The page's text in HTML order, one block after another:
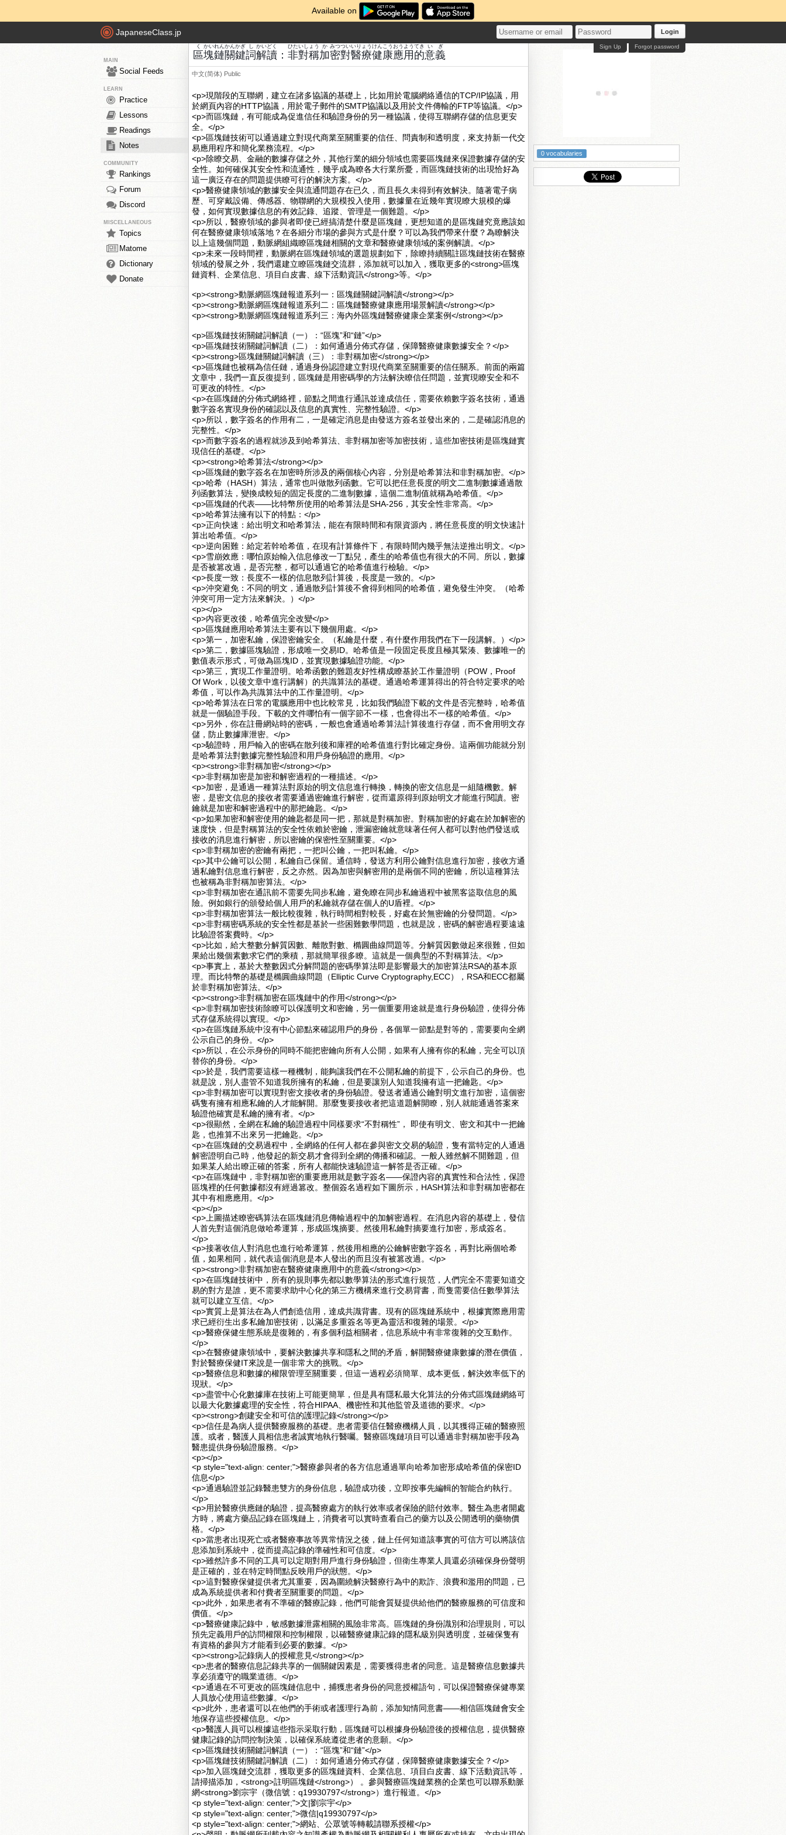
Available on
JapaneseClass.jp Login
Forgot password
Sign Up
MAIN
Social Feeds
LEARN
Practice
Lessons
Readings
Notes
COMMUNITY
Rankings
Forum
Discord
MISCELLANEOUS
Topics
Matome
Dictionary
Donate
區
く
塊
かい
鏈
れん
關
かん
鍵
かぎ
詞
し
解讀
かいどく
： 非對稱
ひたいしょう
加
か
密
みつ
對
つい
醫療
いりょう
健康
けんこう
應用的
おうようてき
意義
いぎ
中文(简体) Public
<p>現階段的互聯網，建立在諸多協議的基礎上，比如用於電腦網絡通信的TCP/IP協議，用
於網頁內容的HTTP協議，用於電子郵件的SMTP協議以及用於文件傳輸的FTP等協議。</p>
<p>而區塊鏈，有可能成為促進信任和驗證身份的另一種協議，使得互聯網存儲的信息更安
全。</p>
<p>區塊鏈技術可以通過建立對現代商業至關重要的信任、問責制和透明度，來支持新一代交
易應用程序和簡化業務流程。</p>
<p>除瞭交易、金融的數據存儲之外，其他行業的細分領域也需要區塊鏈來保證數據存儲的安
全性。如何確保其安全性和流通性，幾乎成為瞭各大行業所憂，而區塊鏈技術的出現恰好為
這一廣泛存在的問題提供瞭可行的解決方案。</p>
<p>醫療健康領域的數據安全與流通問題存在已久，而且長久未得到有效解決。隨著電子病
歷、可穿戴設備、傳感器、物聯網的大規模投入使用，數據量在近幾年實現瞭大規模的爆
發，如何實現數據信息的有效記錄、追蹤、管理是一個難題。</p>
<p>所以，醫療領域的參與者即使已經搞清楚什麼是區塊鏈，更想知道的是區塊鏈究竟應該如
何在醫療健康領域落地？在各細分市場的參與方式是什麼？可以為我們帶來什麼？為瞭解決
以上這幾個問題，動脈網組織瞭區塊鏈相關的文章和醫療健康領域的案例解讀。</p>
<p>未來一段時間裡，動脈網在區塊鏈領域的選題規劃如下，除瞭持續關註區塊鏈技術在醫療
領域的發展之外，我們還建立瞭區塊鏈交流群，添加就可以加入，獲取更多的<strong>區塊
鏈資料、企業信息、項目白皮書、線下活動資訊</strong>等。</p>
<p><strong>動脈網區塊鏈報道系列一：區塊鏈關鍵詞解讀</strong></p>
<p><strong>動脈網區塊鏈報道系列二：區塊鏈醫療健康應用場景解讀</strong></p>
<p><strong>動脈網區塊鏈報道系列三：海內外區塊鏈醫療健康企業案例</strong></p>
<p>區塊鏈技術關鍵詞解讀（一）：“區塊”和“鏈”</p>
<p>區塊鏈技術關鍵詞解讀（二）：如何通過分佈式存儲，保障醫療健康數據安全？</p>
<p><strong>區塊鏈關鍵詞解讀（三）：非對稱加密</strong></p>
<p>區塊鏈也被稱為信任鏈，通過身份認證建立對現代商業至關重要的信任關系。前面的兩篇
文章中，我們一直反復提到，區塊鏈是用密碼學的方法解決瞭信任問題，並實現瞭安全和不
可更改的特性。</p>
<p>在區塊鏈的分佈式網絡裡，節點之間進行通訊並達成信任，需要依賴數字簽名技術，通過
數字簽名實現身份的確認以及信息的真實性、完整性驗證。</p>
<p>所以，數字簽名的作用有二，一是確定消息是由發送方簽名並發出來的，二是確認消息的
完整性。</p>
<p>而數字簽名的過程就涉及到哈希算法、非對稱加密等加密技術，這些加密技術是區塊鏈實
現信任的基礎。</p>
<p><strong>哈希算法</strong></p>
<p>區塊鏈的數字簽名在加密時所涉及的兩個核心內容，分別是哈希算法和非對稱加密。</p>
<p>哈希（HASH）算法，通常也叫做散列函數。它可以把任意長度的明文二進制數據通過散
列函數算法，變換成較短的固定長度的二進制數據，這個二進制值就稱為哈希值。</p>
<p>區塊鏈的代表——比特幣所使用的哈希算法是SHA-256，其安全性非常高。</p>
<p>哈希算法擁有以下的特點：</p>
<p>正向快速：給出明文和哈希算法，能在有限時間和有限資源內，將任意長度的明文快速計
算出哈希值。</p>
<p>逆向困難：給定若幹哈希值，在現有計算條件下，有限時間內幾乎無法逆推出明文。</p>
<p>雪崩效應：哪怕原始輸入信息修改一丁點兒，產生的哈希值也有很大的不同。所以，數據
是否被篡改過，是否完整，都可以通過它的哈希值進行檢驗。</p>
<p>長度一致：長度不一樣的信息散列計算後，長度是一致的。</p>
<p>沖突避免：不同的明文，通過散列計算後不會得到相同的哈希值，避免發生沖突。（哈希
沖突可用一定方法來解決。）</p>
<p></p>
<p>內容更改後，哈希值完全改變</p>
<p>區塊鏈應用哈希算法主要有以下幾個用處。</p>
<p>第一，加密私鑰，保證密鑰安全。（私鑰是什麼，有什麼作用我們在下一段講解。）</p>
<p>第二，數據區塊驗證，形成唯一交易ID。哈希值是一段固定長度且極其緊湊、數據唯一的
數值表示形式，可做為區塊ID，並實現數據驗證功能。</p>
<p>第三，實現工作量證明。哈希函數的難題友好性構成瞭基於工作量證明（POW，Proof
Of Work，以後文章中進行講解）的共識算法的基礎。通過哈希運算得出的符合特定要求的哈
希值，可以作為共識算法中的工作量證明。</p>
<p>哈希算法在日常的電腦應用中也比較常見，比如我們驗證下載的文件是否完整時，哈希值
就是一個驗證手段。下載的文件哪怕有一個字節不一樣，也會得出不一樣的哈希值。</p>
<p>另外，你在註冊網站時的密碼，一般也會通過哈希算法計算後進行存儲，而不會用明文存
儲，防止數據庫泄密。</p>
<p>驗證時，用戶輸入的密碼在散列後和庫裡的哈希值進行對比確定身份。這兩個功能就分別
是哈希算法對數據完整性驗證和用戶身份驗證的應用。</p>
<p><strong>非對稱加密</strong></p>
<p>非對稱加密是加密和解密過程的一種描述。</p>
<p>加密，是通過一種算法對原始的明文信息進行轉換，轉換的密文信息是一組隨機數。解
密，是密文信息的接收者需要通過密鑰進行解密，從而還原得到原始明文才能進行閱讀。密
鑰就是加密和解密過程中的那把鑰匙。</p>
<p>如果加密和解密使用的鑰匙都是同一把，那就是對稱加密。對稱加密的好處在於加解密的
速度快，但是對稱算法的安全性依賴於密鑰，泄漏密鑰就意味著任何人都可以對他們發送或
接收的消息進行解密，所以密鑰的保密性至關重要。</p>
<p>非對稱加密的密鑰有兩把，一把叫公鑰，一把叫私鑰。</p>
<p>其中公鑰可以公開，私鑰自己保留。通信時，發送方利用公鑰對信息進行加密，接收方通
過私鑰對信息進行解密，反之亦然。因為加密與解密用的是兩個不同的密鑰，所以這種算法
也被稱為非對稱加密算法。</p>
<p>非對稱加密在通訊前不需要先同步私鑰，避免瞭在同步私鑰過程中被黑客盜取信息的風
險。例如銀行的頒發給個人用戶的私鑰就存儲在個人的U盾裡。</p>
<p>非對稱加密算法一般比較復雜，執行時間相對較長，好處在於無密鑰的分發問題。</p>
<p>非對稱密碼系統的安全性都是基於一些困難數學問題，也就是說，密碼的解密過程要遠遠
比驗證答案費時。</p>
<p>比如，給大整數分解質因數、離散對數、橢圓曲線問題等。分解質因數做起來很難，但如
果給出幾個素數求它們的乘積，那就簡單很多瞭。這就是一個典型的不對稱算法。</p>
<p>事實上，基於大整數因式分解問題的密碼學算法即是影響最大的加密算法RSA的基本原
理。而比特幣的基礎是橢圓曲線問題（Elliptic Curve Cryptography,ECC），RSA和ECC都屬
於非對稱加密算法。</p>
<p><strong>非對稱加密在區塊鏈中的作用</strong></p>
<p>非對稱加密技術除瞭可以保護明文和密鑰，另一個重要用途就是進行身份驗證，使得分佈
式存儲系統得以實現。</p>
<p>在區塊鏈系統中沒有中心節點來確認用戶的身份，各個單一節點是對等的，需要要向全網
公示自己的身份。</p>
<p>所以，在公示身份的同時不能把密鑰向所有人公開，如果有人擁有你的私鑰，完全可以頂
替你的身份。</p>
<p>於是，我們需要這樣一種機制，能夠讓我們在不公開私鑰的前提下，公示自己的身份。也
就是說，別人盡管不知道我所擁有的私鑰，但是要讓別人知道我擁有這一把鑰匙。</p>
<p>非對稱加密可以實現對密文接收者的身份驗證。發送者通過公鑰對明文進行加密，這個密
碼隻有擁有相應私鑰的人才能解開。那麼隻要接收者把這道題解開瞭，別人就能通過答案來
驗證他確實是私鑰的擁有者。</p>
<p>很顯然，全網在私鑰的驗證過程中同樣要求“不對稱性”， 即使有明文、密文和其中一把鑰
匙，也推算不出來另一把鑰匙。</p>
<p>在區塊鏈的交易過程中，全網絡的任何人都在參與密文交易的驗證，隻有當特定的人通過
解密證明自己時，他發起的新交易才會得到全網的傳播和確認。一般人雖然解不開難題，但
如果某人給出瞭正確的答案，所有人都能快速驗證這一解答是否正確。</p>
<p>在區塊鏈中，非對稱加密的重要應用就是數字簽名——保證內容的真實性和合法性，保證
區塊裡的任何數據都沒有經過篡改。整個簽名過程如下圖所示，HASH算法和非對稱加密都在
其中有相應應用。</p>
<p></p>
<p>上圖描述瞭密碼算法在區塊鏈消息傳輸過程中的加解密過程。在消息內容的基礎上，發信
人首先對這個消息做哈希運算，形成區塊摘要。然後用私鑰對摘要進行加密，形成簽名。
</p>
<p>接著收信人對消息也進行哈希運算，然後用相應的公鑰解密數字簽名，再對比兩個哈希
值，如果相同，就代表這個消息是本人發出的而且沒有被篡改過。</p>
<p><strong>非對稱加密在醫療健康應用中的意義</strong></p>
<p>在區塊鏈技術中，所有的規則事先都以數學算法的形式進行規范，人們完全不需要知道交
易的對方是誰，更不需要求助中心化的第三方機構來進行交易背書，而隻需要信任數學算法
就可以建立互信。</p>
<p>實質上是算法在為人們創造信用，達成共識背書。現有的區塊鏈系統中，根據實際應用需
求已經衍生出多私鑰加密技術，以滿足多重簽名等更為靈活和復雜的場景。</p>
<p>醫療保健生態系統是復雜的，有多個利益相關者，信息系統中有非常復雜的交互動作。
</p>
<p>在醫療健康領域中，要解決數據共享和隱私之間的矛盾，解開醫療健康數據的潛在價值，
對於醫療保健IT來說是一個非常大的挑戰。</p>
<p>醫療信息和數據的權限管理至關重要，但這一過程必須簡單、成本更低，解決效率低下的
現狀。</p>
<p>盡管中心化數據庫在技術上可能更簡單，但是具有隱私最大化算法的分佈式區塊鏈網絡可
以最大化數據處理的安全性，符合HIPAA、機密性和其他監管及道德的要求。</p>
<p><strong>創建安全和可信的護理記錄</strong></p>
<p>信任是為病人提供醫療服務的基礎。患者需要信任醫療機構人員，以其獲得正確的醫療照
護。或者，醫護人員相信患者誠實地執行醫囑。醫療區塊鏈項目可以通過非對稱加密手段為
醫患提供身份驗證服務。</p>
<p></p>
<p style="text-align: center;">醫療參與者的各方信息通過單向哈希加密形成哈希值的保密ID
信息</p>
<p>通過驗證並記錄醫患雙方的身份信息，驗證成功後，立即按事先編輯的智能合約執行。
</p>
<p>用於醫療供應鏈的驗證，提高醫療處方的執行效率或者保險的賠付效率。醫生為患者開處
方時，將處方藥品記錄在區塊鏈上，消費者可以實時查看自己的藥方以及公開透明的藥物價
格。</p>
<p>當患者出現死亡或者醫療事故等異常情況之後，鏈上任何知道該事實的可信方可以將該信
息添加到系統中，從而提高記錄的準確性和可信度。</p>
<p>雖然許多不同的工具可以定期對用戶進行身份驗證，但衛生專業人員還必須確保身份聲明
是正確的，並在特定時間點反映用戶的狀態。</p>
<p>這對醫療保健提供者尤其重要，因為圍繞解決醫療行為中的欺詐、浪費和濫用的問題，已
成為系統提供者和付費者至關重要的問題。</p>
<p>此外，如果患者有不準確的醫療記錄，他們可能會質疑提供給他們的醫療服務的可信度和
價值。</p>
<p>醫療健康記錄中，敏感數據泄露相關的風險非常高。區塊鏈的身份識別和治理規則，可以
預先定義用戶的訪問權限和控制權限，以確醫療健康記錄的隱私級別與透明度，並確保隻有
有資格的參與方才能看到必要的數據。</p>
<p><strong>記錄病人的授權意見</strong></p>
<p>患者的醫療信息記錄共享的一個關鍵因素是，需要獲得患者的同意。這是醫療信息數據共
享必須遵守的職業道德。</p>
<p>通過在不可更改的區塊鏈信息中，捕獲患者身份的同意授權語句，可以保證醫療保健專業
人員放心使用這些數據。</p>
<p>此外，患者還可以在他們的手術或者護理行為前，添加知情同意書——相信區塊鏈會安全
地保存這些授權信息。</p>
<p>醫護人員可以根據這些指示采取行動，區塊鏈可以根據身份驗證後的授權信息，提供醫療
健康記錄的訪問控制決策，以確保系統遵從患者的意願。</p>
<p>區塊鏈技術關鍵詞解讀（一）：“區塊”和“鏈”</p>
<p>區塊鏈技術關鍵詞解讀（二）：如何通過分佈式存儲，保障醫療健康數據安全？</p>
<p>加入區塊鏈交流群，獲取更多的區塊鏈資料、企業信息、項目白皮書、線下活動資訊等，
請掃描添加，<strong>註明區塊鏈</strong>） 。參與醫療區塊鏈業務的企業也可以聯系動脈
網<strong>劉宗宇（微信號：q19930797</strong>）進行報道。</p>
<p style="text-align: center;">文|劉宗宇</p>
<p style="text-align: center;">微信|q19930797</p>
<p style="text-align: center;">網站、公眾號等轉載請聯系授權</p>
0 vocabularies